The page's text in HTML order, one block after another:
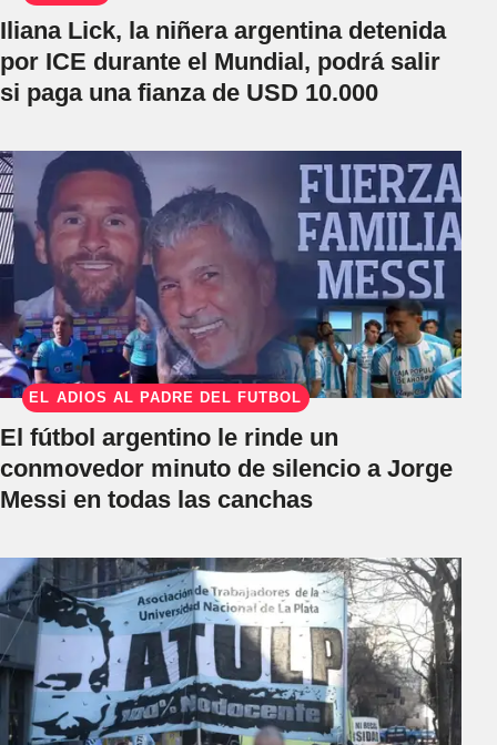
Iliana Lick, la niñera argentina detenida
por ICE durante el Mundial, podrá salir
si paga una fianza de USD 10.000
EL ADIÓS AL PADRE DEL FÚTBOL
El fútbol argentino le rinde un
conmovedor minuto de silencio a Jorge
Messi en todas las canchas